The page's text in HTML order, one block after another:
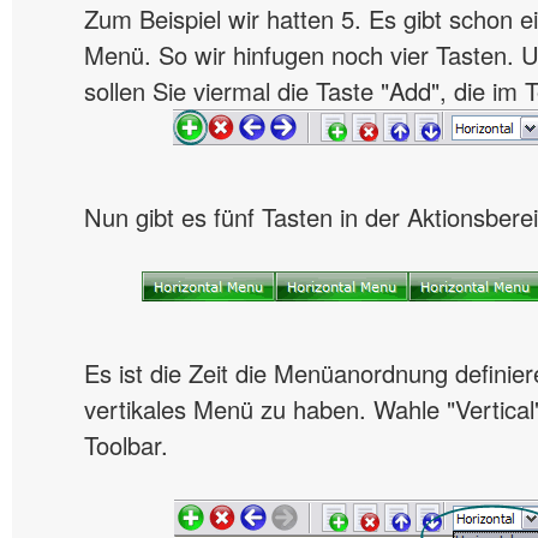
Zum Beispiel wir hatten 5. Es gibt schon
Menü. So wir hinfugen noch vier Tasten.
sollen Sie viermal die Taste "Add", die im
Nun gibt es fünf Tasten in der
Es ist die Zeit die Menüanordnung
vertikales Menü zu haben. Wahle
Toolbar.